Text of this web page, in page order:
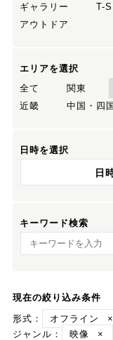
ギャラリー
T-
アウトドア
エリアを選択
全て
関東
近畿
中国・四国
日時を選択
日
キーワード検索
キーワード検索
現在の絞り込み条件
形式：
オフライン
×
ジャンル：
映像
×